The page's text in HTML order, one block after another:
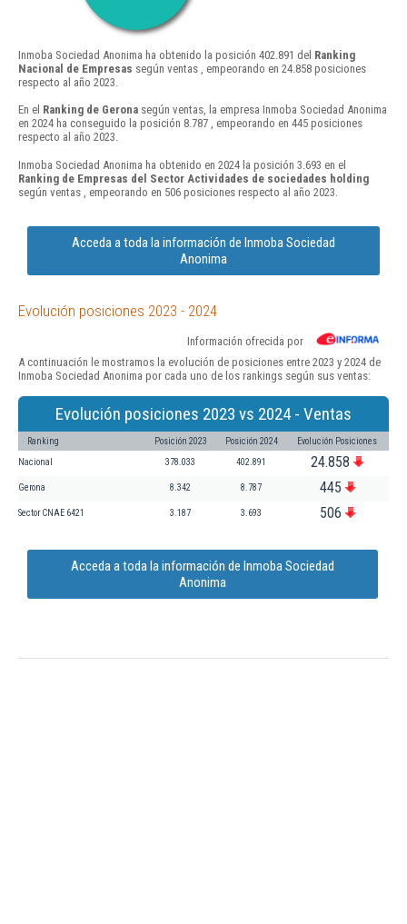
Inmoba Sociedad Anonima ha obtenido la posición 402.891 del Ranking
Nacional de Empresas según ventas , empeorando en 24.858 posiciones
respecto al año 2023.
En el Ranking de Gerona según ventas, la empresa Inmoba Sociedad Anonima
en 2024 ha conseguido la posición 8.787 , empeorando en 445 posiciones
respecto al año 2023.
Inmoba Sociedad Anonima ha obtenido en 2024 la posición 3.693 en el
Ranking de Empresas del Sector Actividades de sociedades holding
según ventas , empeorando en 506 posiciones respecto al año 2023.
Acceda a toda la información de Inmoba Sociedad
Anonima
Evolución posiciones 2023 - 2024
Información ofrecida por
A continuación le mostramos la evolución de posiciones entre 2023 y 2024 de
Inmoba Sociedad Anonima por cada uno de los rankings según sus ventas:
Evolución posiciones 2023 vs 2024 - Ventas
Ranking Posición 2023 Posición 2024 Evolución Posiciones
Nacional 378.033 402.891 24.858
Gerona 8.342 8.787 445
Sector CNAE 6421 3.187 3.693 506
Acceda a toda la información de Inmoba Sociedad
Anonima